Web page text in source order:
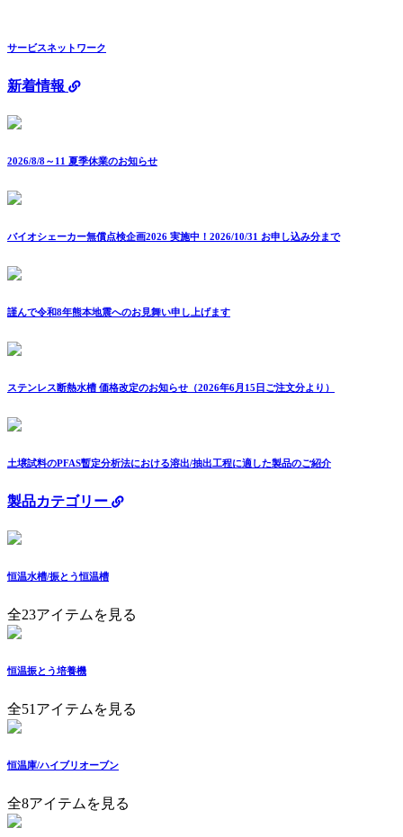
サービスネットワーク
新着情報
2026/8/8～11 夏季休業のお知らせ
バイオシェーカー無償点検企画2026 実施中！2026/10/31 お申し込み分まで
謹んで令和8年熊本地震へのお見舞い申し上げます
ステンレス断熱水槽 価格改定のお知らせ（2026年6月15日ご注文分より）
土壌試料のPFAS暫定分析法における溶出/抽出工程に適した製品のご紹介
製品カテゴリー
恒温水槽/振とう恒温槽
全23アイテムを見る
恒温振とう培養機
全51アイテムを見る
恒温庫/ハイブリオーブン
全8アイテムを見る